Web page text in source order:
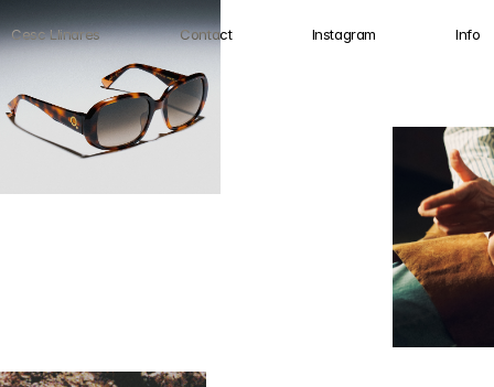
Cesc Llinares Contact Instagram Info